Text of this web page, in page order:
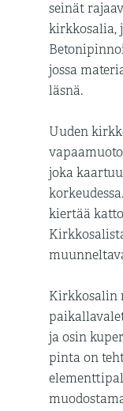
seinät
kirkkosalia,
jossa
läsnä.
Uuden
joka
kiertää
Kirkkosalin
ja osin
pinta on